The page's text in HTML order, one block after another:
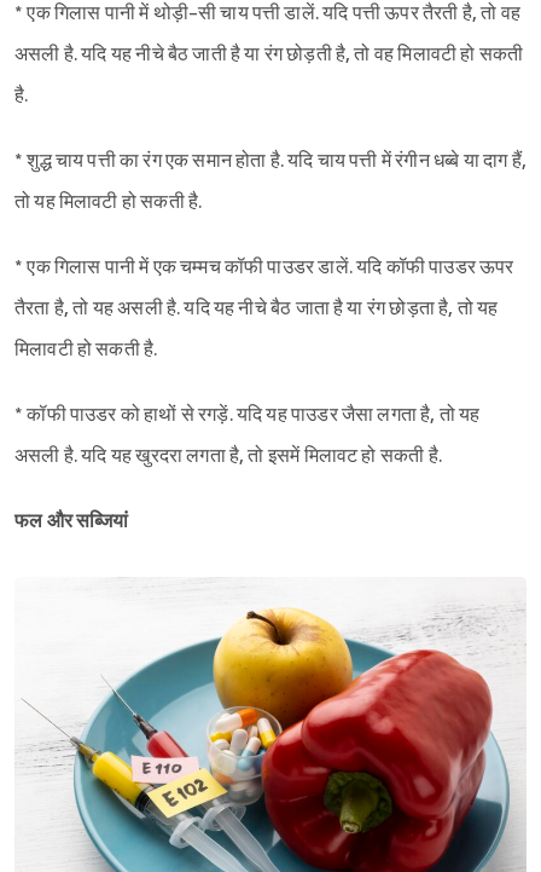
* एक गिलास पानी में थोड़ी-सी चाय पत्ती डालें. यदि पत्ती ऊपर तैरती है, तो वह
असली है. यदि यह नीचे बैठ जाती है या रंग छोड़ती है, तो वह मिलावटी हो सकती
है.
* शुद्ध चाय पत्ती का रंग एक समान होता है. यदि चाय पत्ती में रंगीन धब्बे या दाग हैं,
तो यह मिलावटी हो सकती है.
* एक गिलास पानी में एक चम्मच कॉफी पाउडर डालें. यदि कॉफी पाउडर ऊपर
तैरता है, तो यह असली है. यदि यह नीचे बैठ जाता है या रंग छोड़ता है, तो यह
मिलावटी हो सकती है.
* कॉफी पाउडर को हाथों से रगड़ें. यदि यह पाउडर जैसा लगता है, तो यह
असली है. यदि यह खुरदरा लगता है, तो इसमें मिलावट हो सकती है.
फल और सब्जियां